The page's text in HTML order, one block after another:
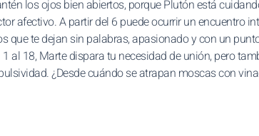
los ojos bien abiertos, porque Plutón está
afectivo. A partir del 6 puede ocurrir un encuentro
que te dejan sin palabras, apasionado y con un
1 al 18, Marte dispara tu necesidad de unión, pero
¿Desde cuándo se atrapan moscas con